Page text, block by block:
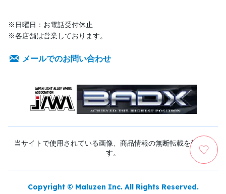
※日曜日：お電話受付休止
※各店舗は営業しております。
メールでのお問い合わせ
当サイトで使用されている画像、商品情報の無断転載を禁じま
す。
Copyright © Maluzen Inc. All Rights Reserved.